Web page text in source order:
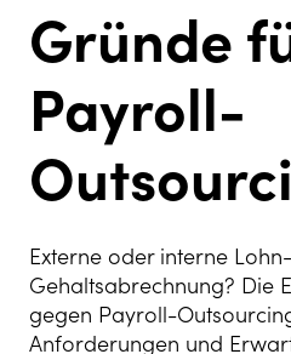
Gründe
Payroll-
Externe oder interne
Gehaltsabrechnung? Die
gegen Payroll-
Anforderungen und